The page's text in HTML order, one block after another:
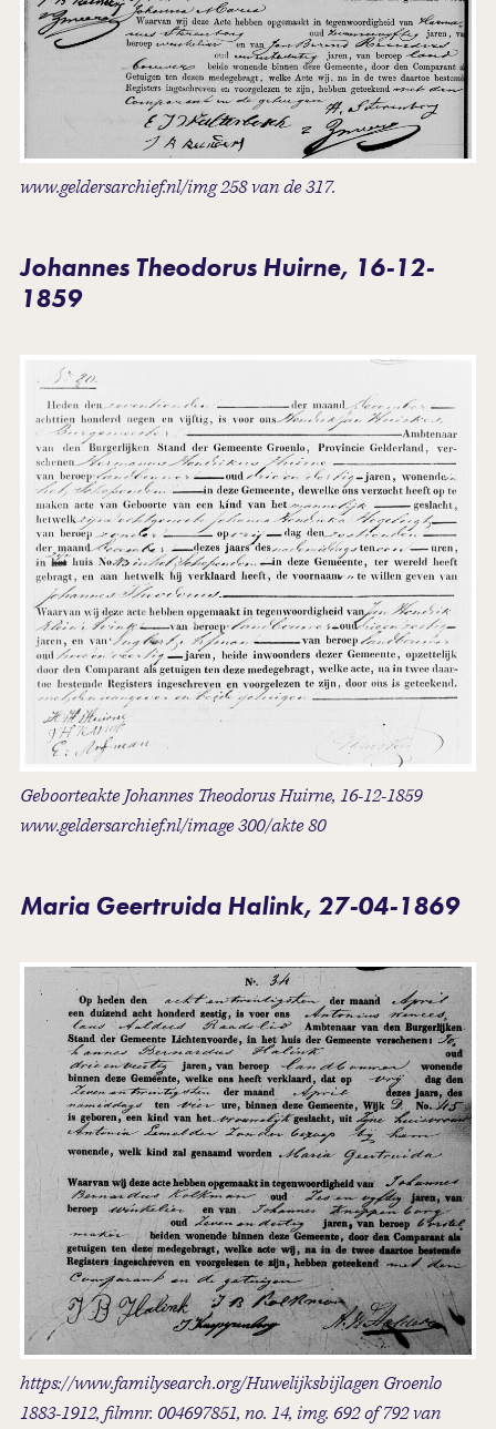
www.geldersarchief.nl/img 258 van de 317.
Johannes Theodorus Huirne, 16-12-
1859
Geboorteakte Johannes Theodorus Huirne, 16-12-1859
www.geldersarchief.nl/image 300/akte 80
Maria Geertruida Halink, 27-04-1869
https://www.familysearch.org/Huwelijksbijlagen Groenlo
1883-1912, filmnr. 004697851, no. 14, img. 692 of 792 van